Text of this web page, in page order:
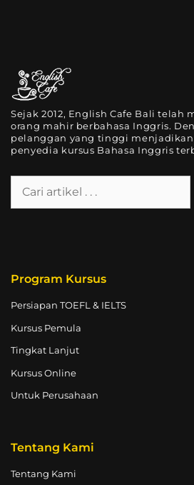
Sejak 2012, English Cafe Bali telah
orang mahir berbahasa Inggris.
pelanggan yang tinggi menjadikan
penyedia kursus Bahasa Inggris
Program Kursus
Persiapan TOEFL & IELTS
Kursus Pemula
Tingkat Lanjut
Kursus Online
Untuk Perusahaan
Tentang Kami
Tentang Kami